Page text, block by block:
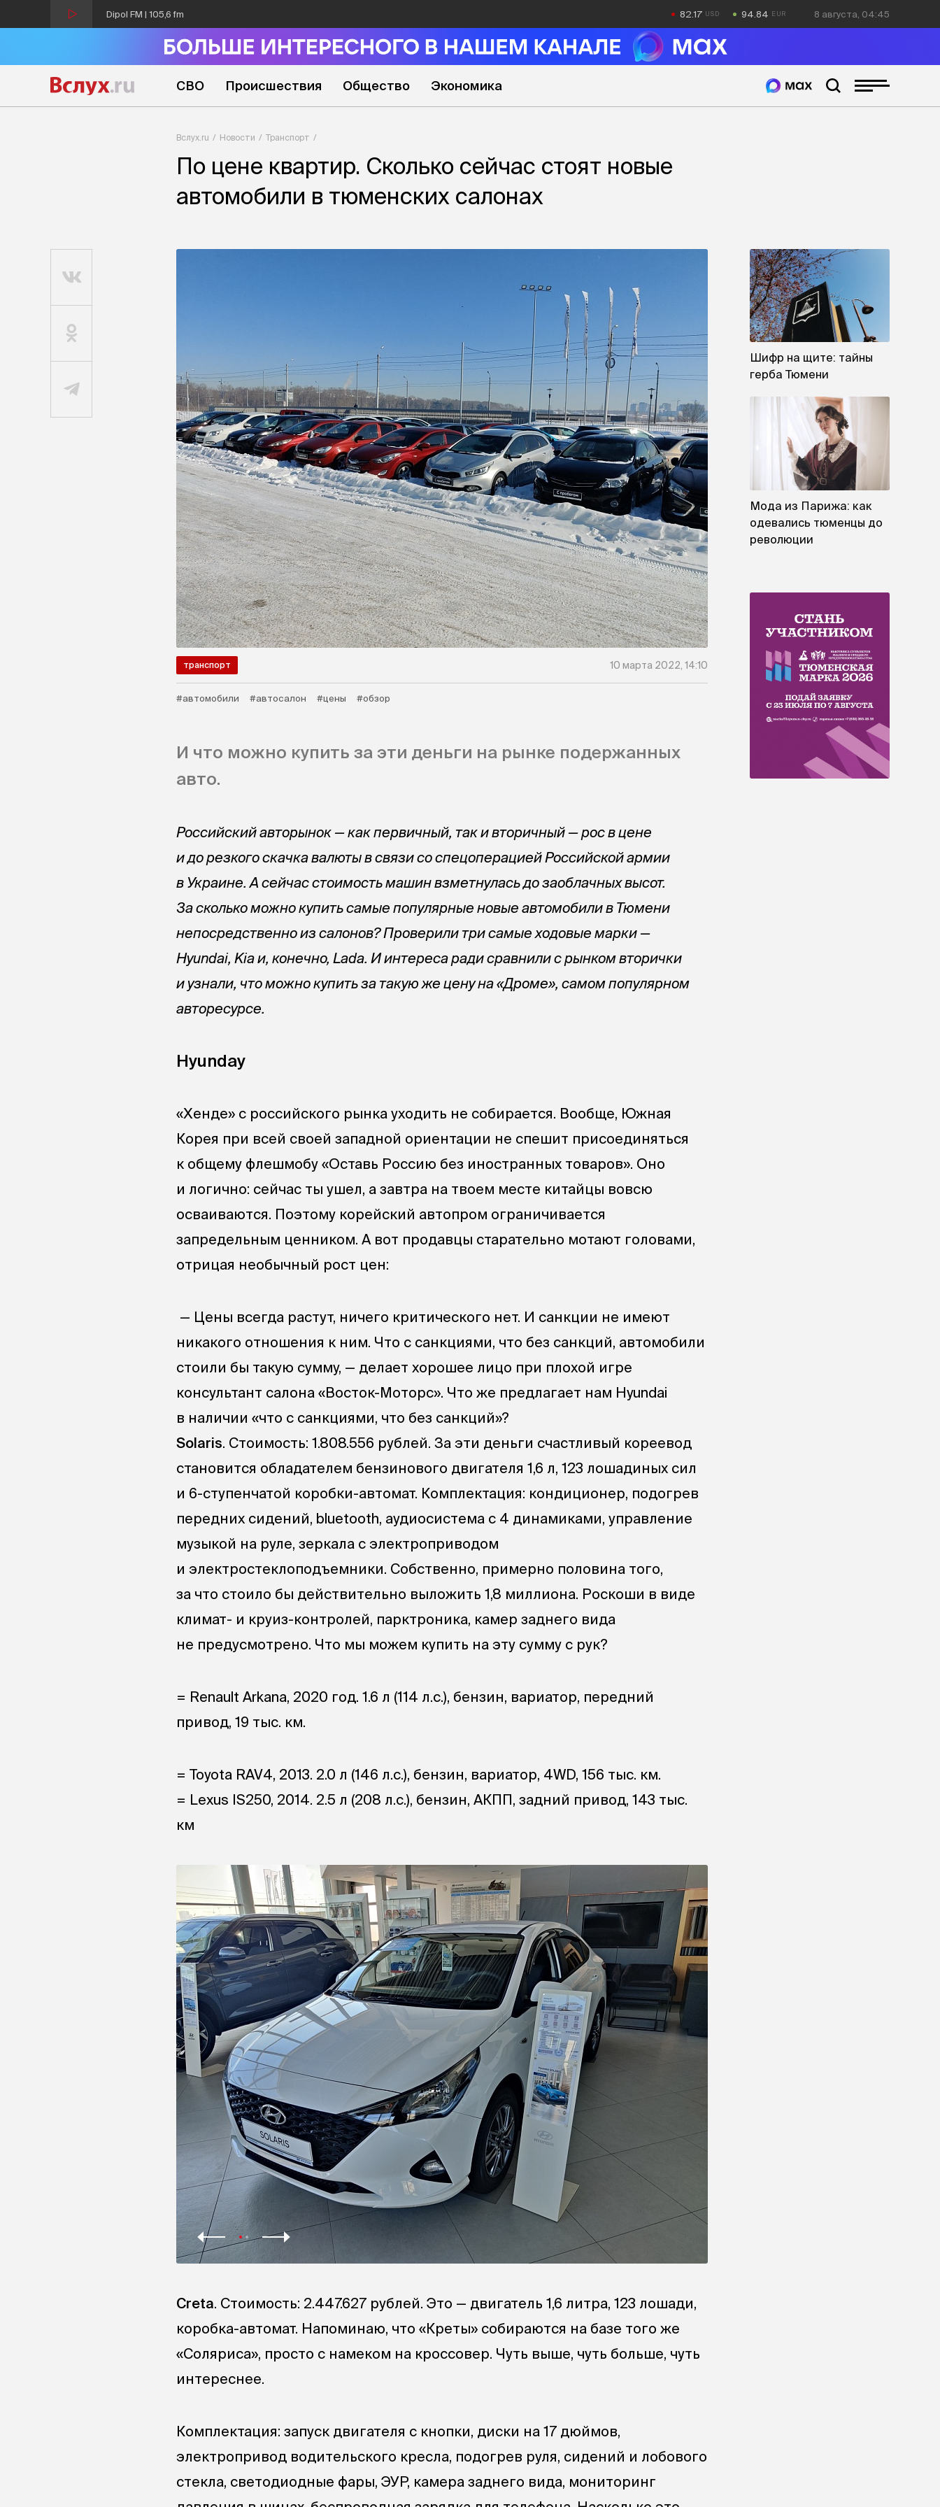
Dipol FM | 105,6 fm 82.17 94.84 8 августа, 04:45
СВО Происшествия Общество Экономика
Вслух.ru Новости Транспорт
По цене квартир. Сколько сейчас стоят новые
автомобили в тюменских салонах
транспорт 10 марта 2022, 14:10
#автомобили #автосалон #цены #обзор
И что можно купить за эти деньги на рынке подержанных
авто.
Российский авторынок — как первичный, так и вторичный — рос в цене
и до резкого скачка валюты в связи со спецоперацией Российской армии
в Украине. А сейчас стоимость машин взметнулась до заоблачных высот.
За сколько можно купить самые популярные новые автомобили в Тюмени
непосредственно из салонов? Проверили три самые ходовые марки —
Hyundai, Kia и, конечно, Lada. И интереса ради сравнили с рынком вторички
и узнали, что можно купить за такую же цену на «Дроме», самом популярном
авторесурсе.
Hyunday
«Хенде» с российского рынка уходить не собирается. Вообще, Южная
Корея при всей своей западной ориентации не спешит присоединяться
к общему флешмобу «Оставь Россию без иностранных товаров». Оно
и логично: сейчас ты ушел, а завтра на твоем месте китайцы вовсю
осваиваются. Поэтому корейский автопром ограничивается
запредельным ценником. А вот продавцы старательно мотают головами,
отрицая необычный рост цен:
— Цены всегда растут, ничего критического нет. И санкции не имеют
никакого отношения к ним. Что с санкциями, что без санкций, автомобили
стоили бы такую сумму, — делает хорошее лицо при плохой игре
консультант салона «Восток-Моторс». Что же предлагает нам Hyundai
в наличии «что с санкциями, что без санкций»?
Solaris. Стоимость: 1.808.556 рублей. За эти деньги счастливый кореевод
становится обладателем бензинового двигателя 1,6 л, 123 лошадиных сил
и 6-ступенчатой коробки-автомат. Комплектация: кондиционер, подогрев
передних сидений, bluetooth, аудиосистема с 4 динамиками, управление
музыкой на руле, зеркала с электроприводом
и электростеклоподъемники. Собственно, примерно половина того,
за что стоило бы действительно выложить 1,8 миллиона. Роскоши в виде
климат- и круиз-контролей, парктроника, камер заднего вида
не предусмотрено. Что мы можем купить на эту сумму с рук?
= Renault Arkana, 2020 год. 1.6 л (114 л.с.), бензин, вариатор, передний
привод, 19 тыс. км.
= Toyota RAV4, 2013. 2.0 л (146 л.с.), бензин, вариатор, 4WD, 156 тыс. км.
= Lexus IS250, 2014. 2.5 л (208 л.с.), бензин, АКПП, задний привод, 143 тыс.
км
Creta. Стоимость: 2.447.627 рублей. Это — двигатель 1,6 литра, 123 лошади,
коробка-автомат. Напоминаю, что «Креты» собираются на базе того же
«Соляриса», просто с намеком на кроссовер. Чуть выше, чуть больше, чуть
интереснее.
Комплектация: запуск двигателя с кнопки, диски на 17 дюймов,
электропривод водительского кресла, подогрев руля, сидений и лобового
стекла, светодиодные фары, ЭУР, камера заднего вида, мониторинг
Шифр на щите: тайны
герба Тюмени
Мода из Парижа: как
одевались тюменцы до
революции